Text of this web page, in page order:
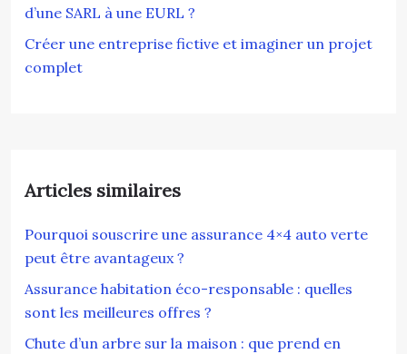
d’une SARL à une EURL ?
Créer une entreprise fictive et imaginer un projet
complet
Articles similaires
Pourquoi souscrire une assurance 4×4 auto verte
peut être avantageux ?
Assurance habitation éco-responsable : quelles
sont les meilleures offres ?
Chute d’un arbre sur la maison : que prend en